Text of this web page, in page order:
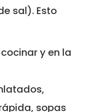
sal). Esto
y en la
sopas